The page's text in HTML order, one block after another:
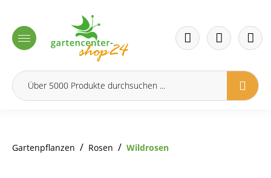
Gartenpflanzen / Rosen / Wildrosen